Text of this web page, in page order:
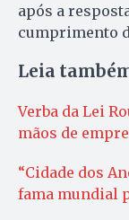
após a
cumprimento
Leia
Verba da Lei
mãos de
“Cidade dos
fama mundial